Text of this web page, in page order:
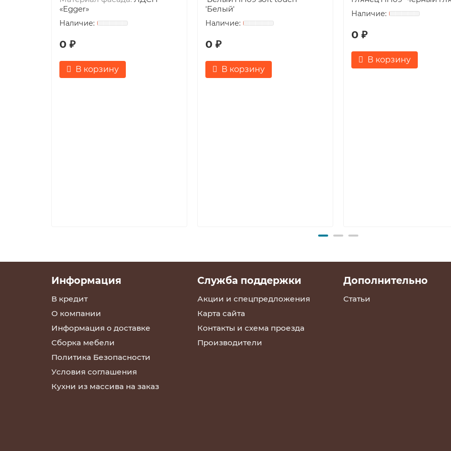
«Egger»
0 ₽
В корзину
'Белый'
0 ₽
В корзину
0 ₽
В корзину
Информация
В кредит
О компании
Информация о доставке
Сборка мебели
Политика Безопасности
Условия соглашения
Кухни из массива на заказ
Служба поддержки
Акции и спецпредложения
Карта сайта
Контакты и схема проезда
Производители
Дополнительно
Статьи